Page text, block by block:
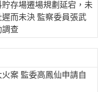
存場遷場規劃延宕，未
遲而未決 監察委員張武
調查
案 監委高鳳仙申請自